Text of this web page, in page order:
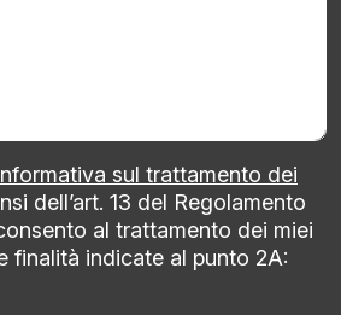
sul trattamento dei
dell’art. 13 del Regolamento
al trattamento dei miei
finalità indicate al punto 2A: